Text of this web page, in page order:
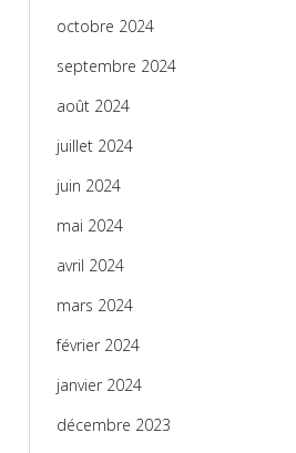
octobre 2024
septembre 2024
août 2024
juillet 2024
juin 2024
mai 2024
avril 2024
mars 2024
février 2024
janvier 2024
décembre 2023